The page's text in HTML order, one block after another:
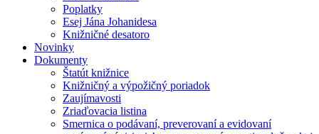
Poplatky
Esej Jána Johanidesa
Knižničné desatoro
Novinky
Dokumenty
Štatút knižnice
Knižničný a výpožičný poriadok
Zaujímavosti
Zriaďovacia listina
Smernica o podávaní, preverovaní a evidovaní